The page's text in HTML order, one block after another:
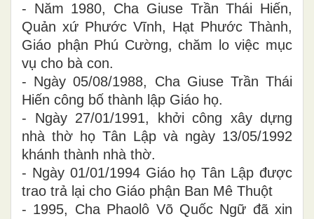
- Năm 1980, Cha Giuse Trần Thái Hiến,
Quản xứ Phước Vĩnh, Hạt Phước Thành,
Giáo phận Phú Cường, chăm lo việc mục
vụ cho bà con.
- Ngày 05/08/1988, Cha Giuse Trần Thái
Hiến công bố thành lập Giáo họ.
- Ngày 27/01/1991, khởi công xây dựng
nhà thờ họ Tân Lập và ngày 13/05/1992
khánh thành nhà thờ.
- Ngày 01/01/1994 Giáo họ Tân Lập được
trao trả lại cho Giáo phận Ban Mê Thuột
- 1995, Cha Phaolô Võ Quốc Ngữ đã xin